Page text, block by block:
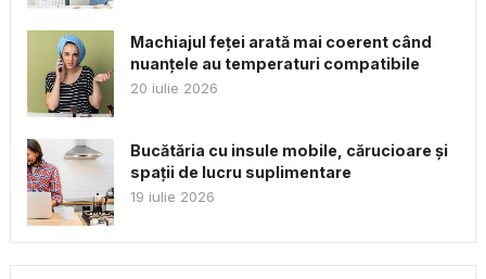
Machiajul feței arată mai coerent când
nuanțele au temperaturi compatibile
20 iulie 2026
Bucătăria cu insule mobile, cărucioare și
spații de lucru suplimentare
19 iulie 2026